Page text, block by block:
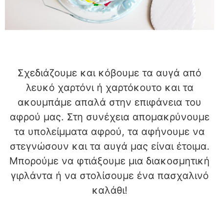
Σχεδιάζουμε και κόβουμε τα αυγά από
λευκό χαρτόνι ή χαρτόκουτο και τα
ακουμπάμε απαλά στην επιφάνεια του
αφρού μας. Στη συνέχεια απομακρύνουμε
τα υπολείμματα αφρού, τα αφήνουμε να
στεγνώσουν και τα αυγά μας είναι έτοιμα.
Μπορούμε να φτιάξουμε μια διακοσμητική
γιρλάντα ή να στολίσουμε ένα πασχαλινό
καλάθι!